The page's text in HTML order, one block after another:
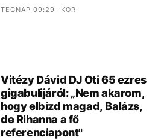
TEGNAP 09:29 -KOR
Vitézy Dávid DJ Oti 65 ezres
gigabulijáról: „Nem akarom,
hogy elbízd magad, Balázs,
de Rihanna a fő
referenciapont"